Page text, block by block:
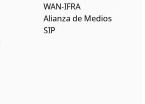
WAN-IFRA
Alianza de Medios
SIP